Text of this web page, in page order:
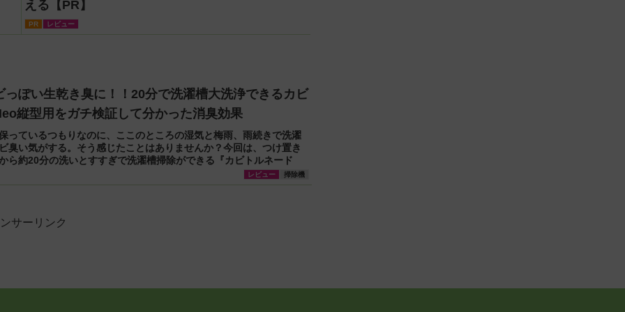
える【PR】
PR レビュー
っぽい生乾き臭に！！20分で洗濯槽大洗浄できるカビ
縦型用をガチ検証して分かった消臭効果
っているつもりなのに、ここのところの湿気と梅雨、雨続きで洗濯
臭い気がする。そう感じたことはありませんか？今回は、つけ置き
ら約20分の洗いとすすぎで洗濯槽掃除ができる『カビトルネード
レビュー 掃除機
サーリンク